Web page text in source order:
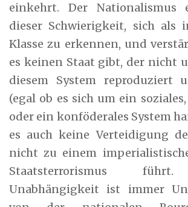
einkehrt. Der Nationalismus
dieser Schwierigkeit, sich als
Klasse zu erkennen, und
es keinen Staat gibt, der nicht
diesem System reproduziert
(egal ob es sich um ein
oder ein konföderales System
es auch keine Verteidigung
nicht zu einem
Staatsterrorismus
Unabhängigkeit ist immer